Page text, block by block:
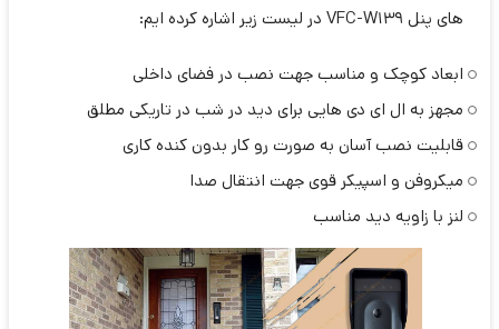
های پنل VFC-W139 در لیست زیر اشاره کرده ایم:
ابعاد کوچک و مناسب جهت نصب در فضای داخلی
مجهز به ال ای دی هایی برای دید در شب در تاریکی مطلق
قابلیت نصب آسان به صورت رو کار بدون کنده کاری
میکروفن و اسپیکر قوی جهت انتقال صدا
لنز با زاویه دید مناسب